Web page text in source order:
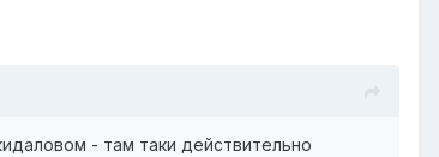
- там таки действительно